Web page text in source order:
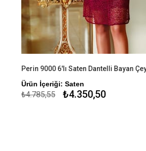
Ürün İçeriği: Saten
₺4.350,50
₺4.785,55